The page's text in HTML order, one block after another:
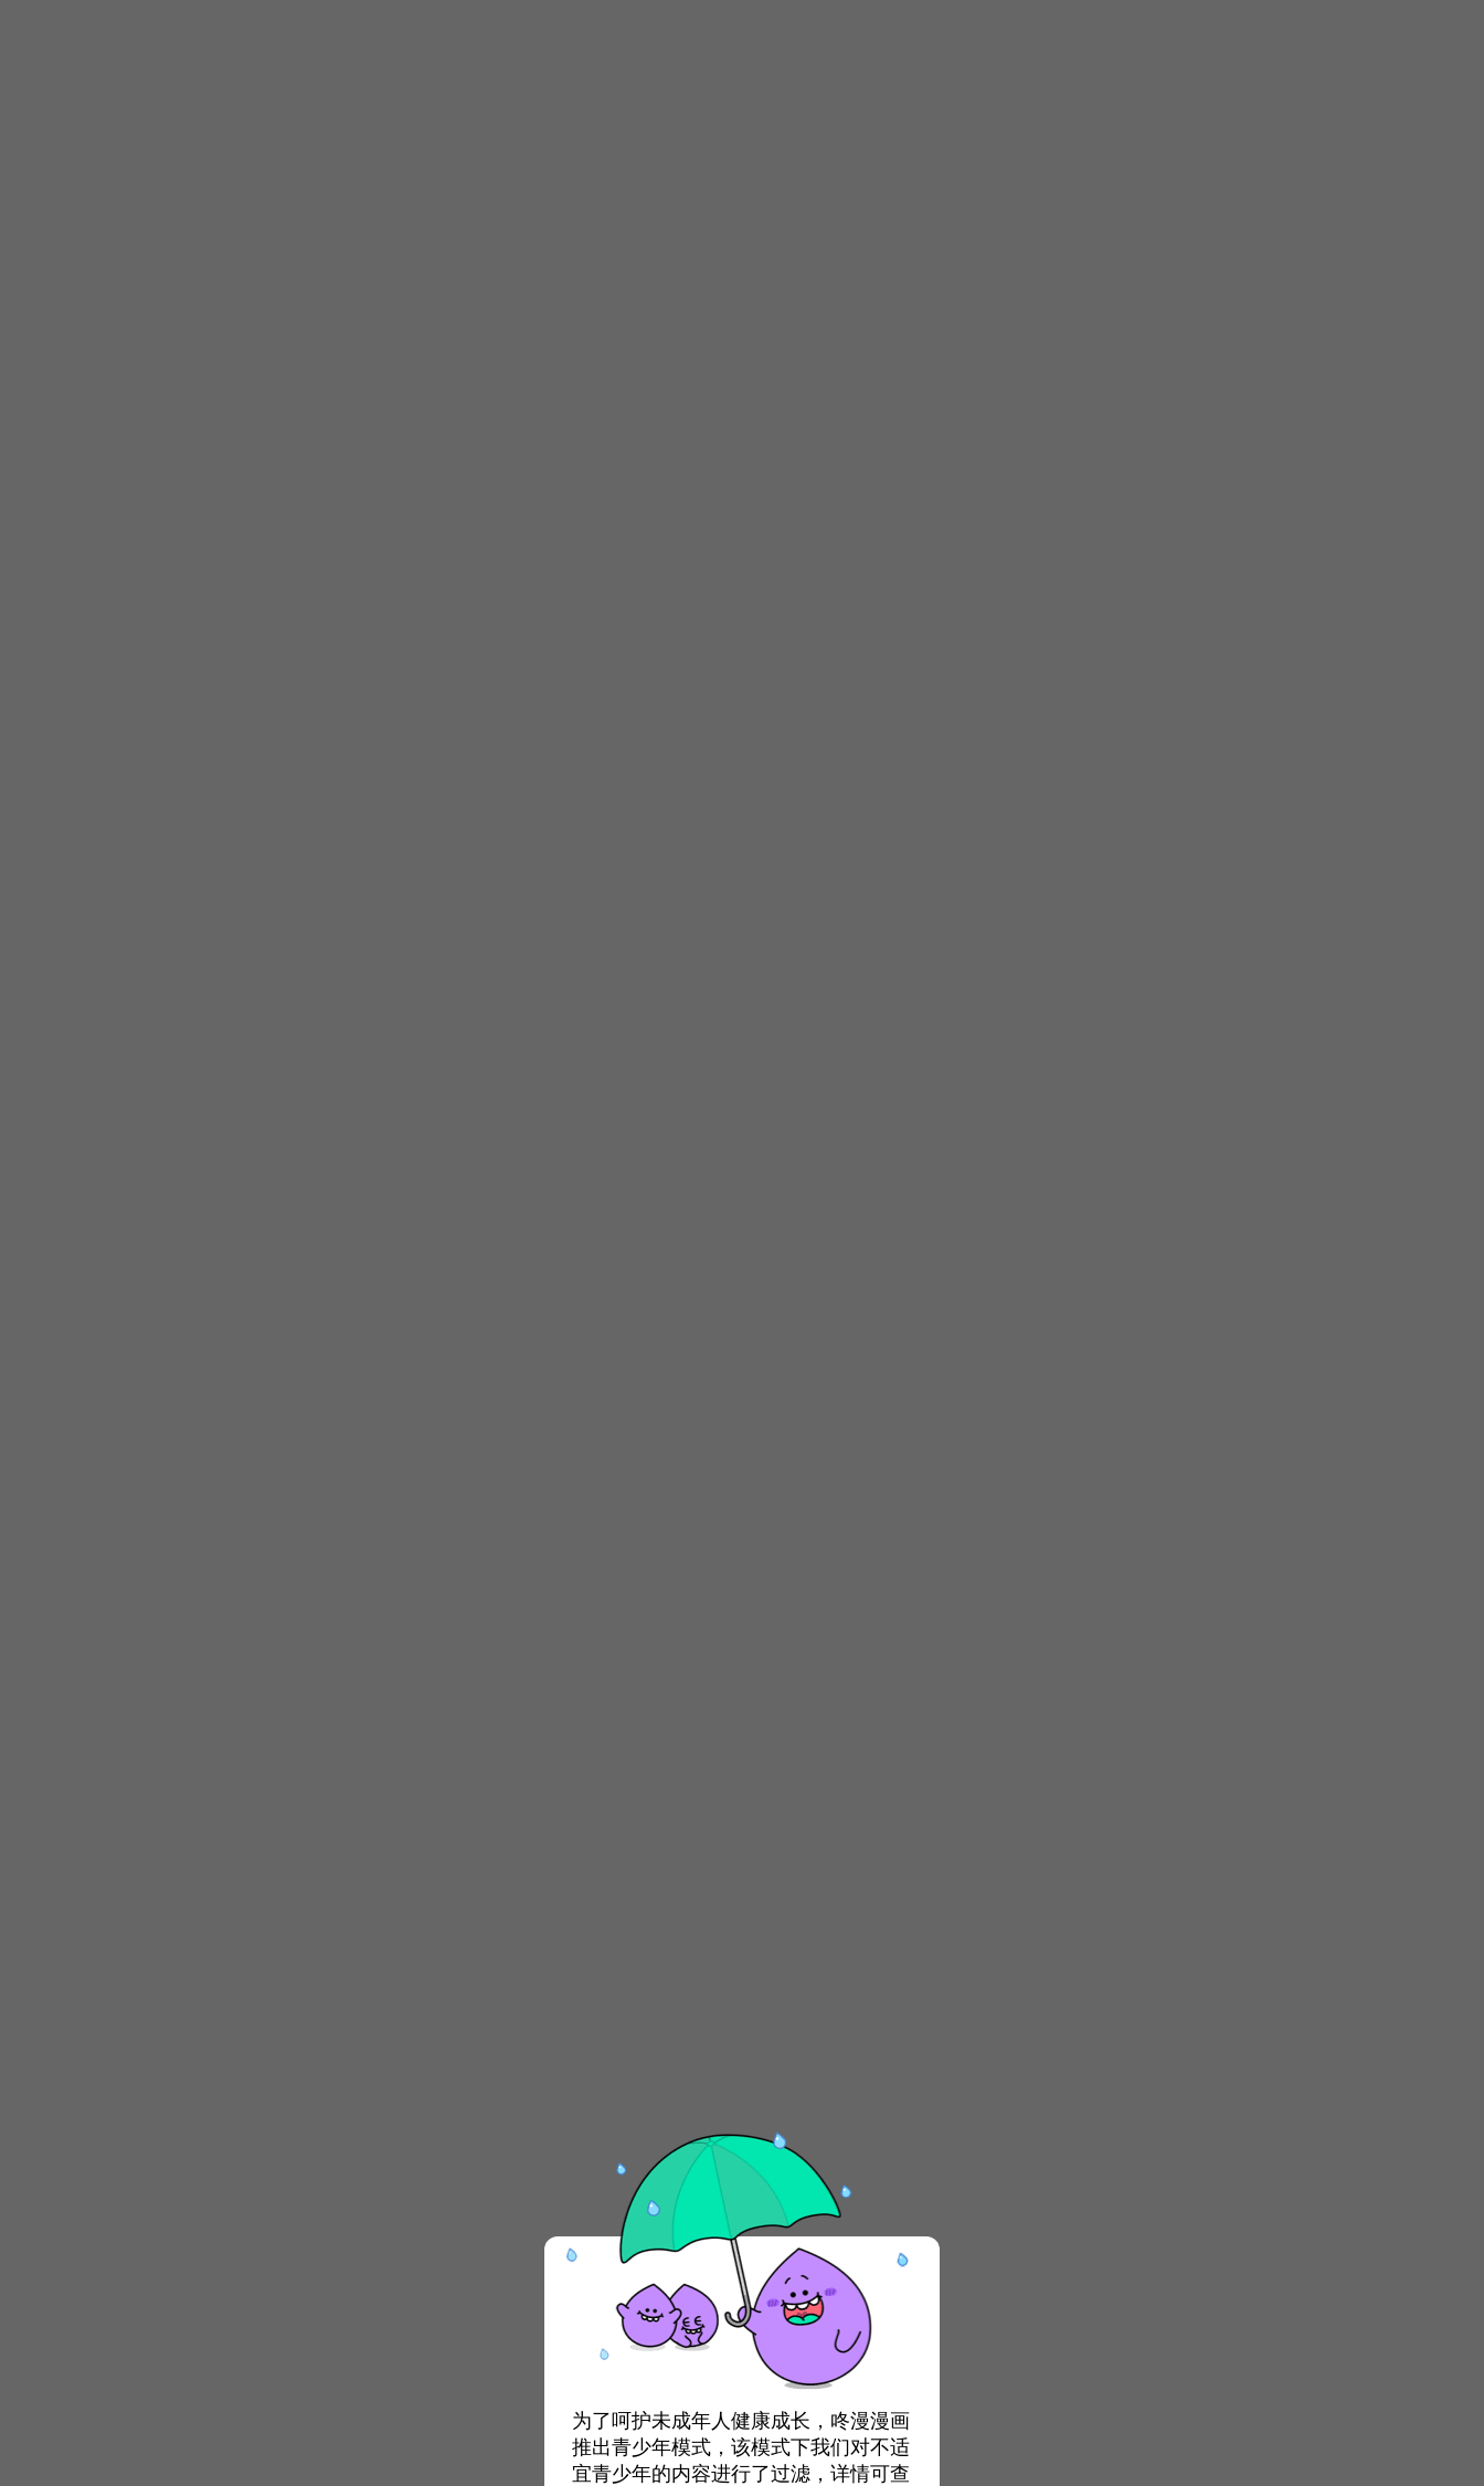
为了呵护未成年人健康成长，咚漫漫画
推出青少年模式，该模式下我们对不适
宜青少年的内容进行了过滤，详情可查